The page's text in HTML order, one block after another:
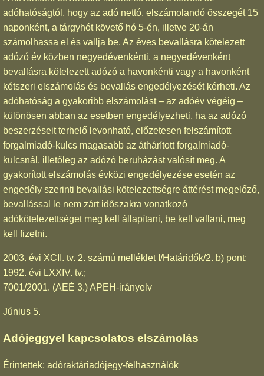
adóhatóságtól, hogy az adó nettó, elszámolandó összegét 15
naponként, a tárgyhót követő hó 5-én, illetve 20-án
számolhassa el és vallja be. Az éves bevallásra kötelezett
adózó év közben negyedévenkénti, a negyedévenként
bevallásra kötelezett adózó a havonkénti vagy a havonként
kétszeri elszámolás és bevallás engedélyezését kérheti. Az
adóhatóság a gyakoribb elszámolást – az adóév végéig –
különösen abban az esetben engedélyezheti, ha az adózó
beszerzéseit terhelő levonható, előzetesen felszámított
forgalmiadó-kulcs magasabb az áthárított forgalmiadó-
kulcsnál, illetőleg az adózó beruházást valósít meg. A
gyakorított elszámolás évközi engedélyezése esetén az
engedély szerinti bevallási kötelezettségre áttérést megelőző,
bevallással le nem zárt időszakra vonatkozó
adókötelezettséget meg kell állapítani, be kell vallani, meg
kell fizetni.
2003. évi XCII. tv. 2. számú melléklet I/Határidők/2. b) pont;
1992. évi LXXIV. tv.;
7001/2001. (AEÉ 3.) APEH-irányelv
Június 5.
Adójeggyel kapcsolatos elszámolás
Érintettek: adóraktáriadójegy-felhasználók